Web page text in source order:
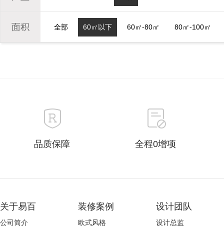
面积 全部 60㎡以下 60㎡-80㎡ 80㎡-100㎡
品质保障 全程0增项
关于易百
公司简介
装修案例
欧式风格
设计团队
设计总监